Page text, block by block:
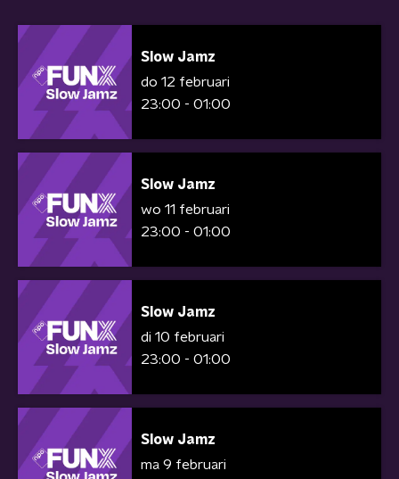
Slow Jamz
do 12 februari
23:00 - 01:00
Slow Jamz
wo 11 februari
23:00 - 01:00
Slow Jamz
di 10 februari
23:00 - 01:00
Slow Jamz
ma 9 februari